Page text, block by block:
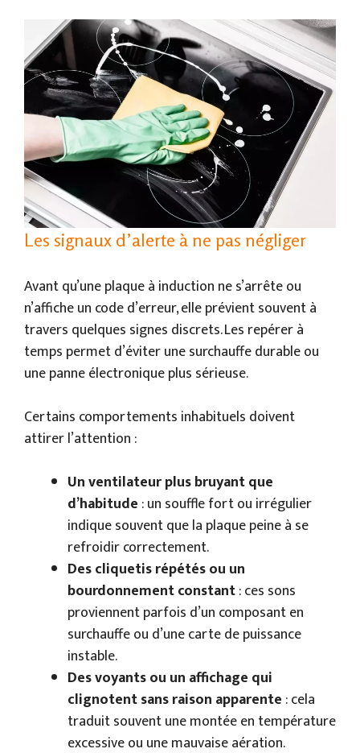
Les signaux d’alerte à ne pas négliger
Avant qu’une plaque à induction ne s’arrête ou
n’affiche un code d’erreur, elle prévient souvent à
travers quelques signes discrets. Les repérer à
temps permet d’éviter une surchauffe durable ou
une panne électronique plus sérieuse.
Certains comportements inhabituels doivent
attirer l’attention :
Un ventilateur plus bruyant que
d’habitude : un souffle fort ou irrégulier
indique souvent que la plaque peine à se
refroidir correctement.
Des cliquetis répétés ou un
bourdonnement constant: ces sons
proviennent parfois d’un composant en
surchauffe ou d’une carte de puissance
instable.
Des voyants ou un affichage qui
clignotent sans raison apparente : cela
traduit souvent une montée en température
excessive ou une mauvaise aération.